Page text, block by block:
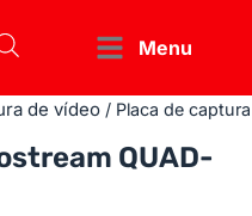
Menu
de vídeo / Placa de captura
QUAD-